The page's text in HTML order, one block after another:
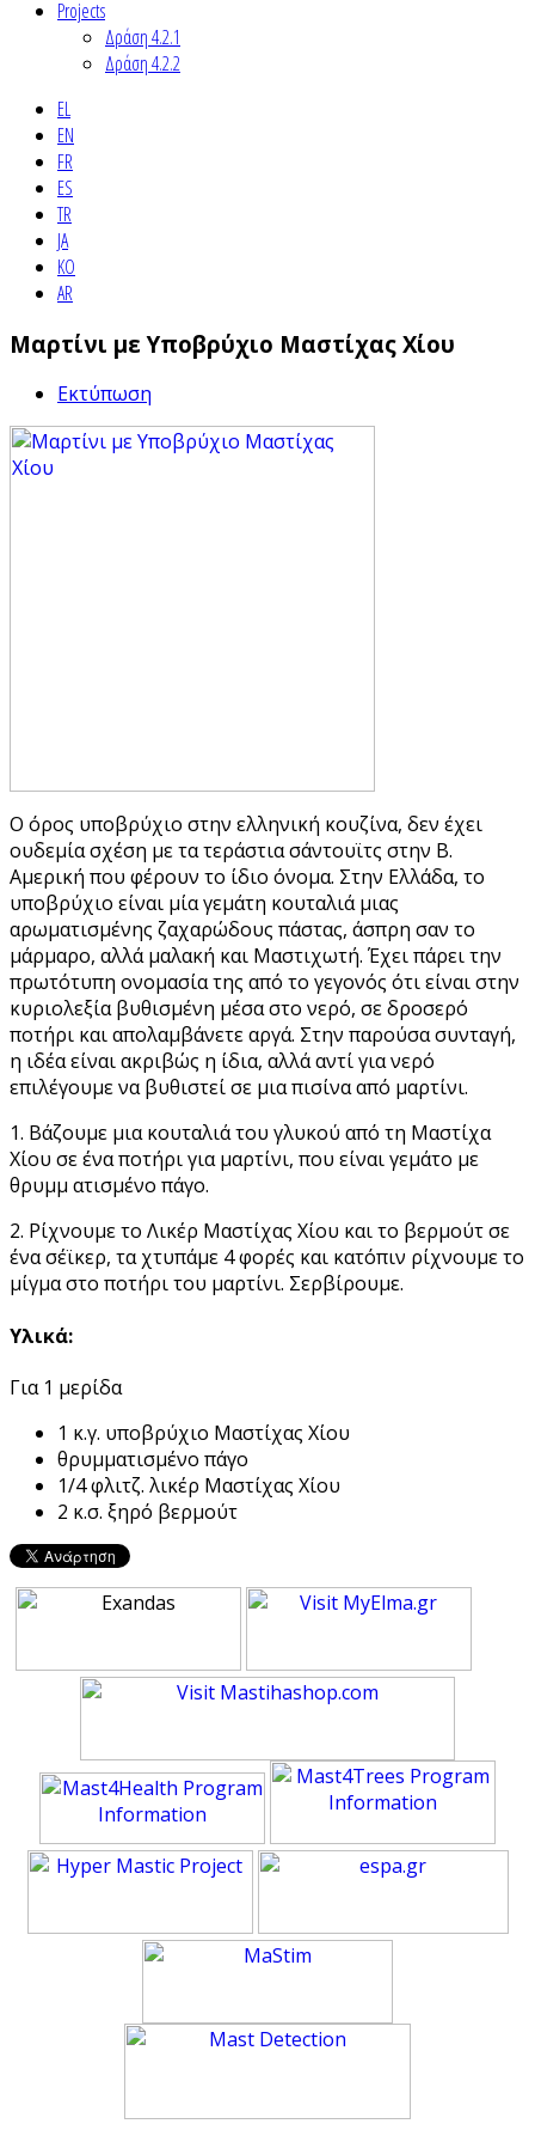
Projects
Δράση 4.2.1
Δράση 4.2.2
EL
EN
FR
ES
TR
JA
KO
AR
Μαρτίνι με Υποβρύχιο Μαστίχας Χίου
Εκτύπωση
Ο όρος υποβρύχιο στην ελληνική κουζίνα, δεν έχει
ουδεμία σχέση με τα τεράστια σάντουϊτς στην Β.
Αμερική που φέρουν το ίδιο όνομα. Στην Ελλάδα, το
υποβρύχιο είναι μία γεμάτη κουταλιά μιας
αρωματισμένης ζαχαρώδους πάστας, άσπρη σαν το
μάρμαρο, αλλά μαλακή και Μαστιχωτή. Έχει πάρει την
πρωτότυπη ονομασία της από το γεγονός ότι είναι στην
κυριολεξία βυθισμένη μέσα στο νερό, σε δροσερό
ποτήρι και απολαμβάνετε αργά. Στην παρούσα συνταγή,
η ιδέα είναι ακριβώς η ίδια, αλλά αντί για νερό
επιλέγουμε να βυθιστεί σε μια πισίνα από μαρτίνι.
1. Βάζουμε μια κουταλιά του γλυκού από τη Μαστίχα
Χίου σε ένα ποτήρι για μαρτίνι, που είναι γεμάτο με
θρυμμ ατισμένο πάγο.
2. Ρίχνουμε το Λικέρ Μαστίχας Χίου και το βερμούτ σε
ένα σέϊκερ, τα χτυπάμε 4 φορές και κατόπιν ρίχνουμε το
μίγμα στο ποτήρι του μαρτίνι. Σερβίρουμε.
Υλικά:
Για 1 μερίδα
1 κ.γ. υποβρύχιο Μαστίχας Χίου
θρυμματισμένο πάγο
1/4 φλιτζ. λικέρ Μαστίχας Χίου
2 κ.σ. ξηρό βερμούτ